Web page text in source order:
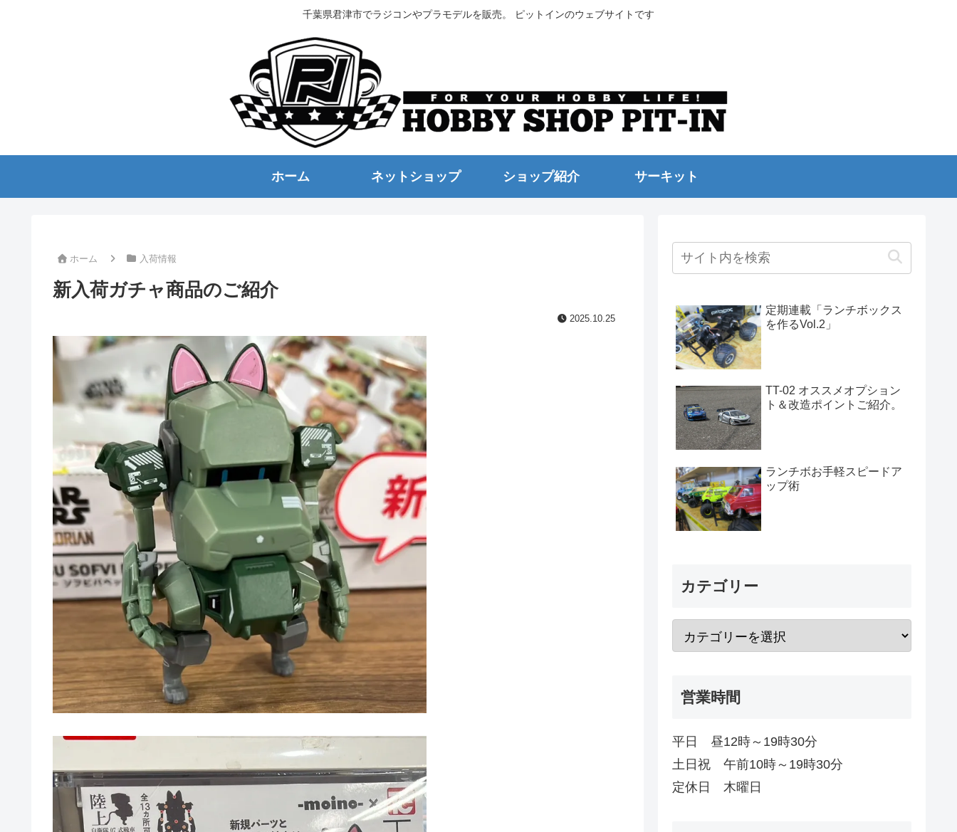
千葉県君津市でラジコンやプラモデルを販売。 ピットインのウェブサイトです
ホーム ネットショップ ショップ紹介 サーキット
ホーム 入荷情報
新入荷ガチャ商品のご紹介
2025.10.25
定期連載「ランチボックス
を作るVol.2」
TT-02 オススメオプション
ト＆改造ポイントご紹介。
ランチボお手軽スピードア
ップ術
カテゴリー
営業時間
平日 昼12時～19時30分
土日祝 午前10時～19時30分
定休日 木曜日